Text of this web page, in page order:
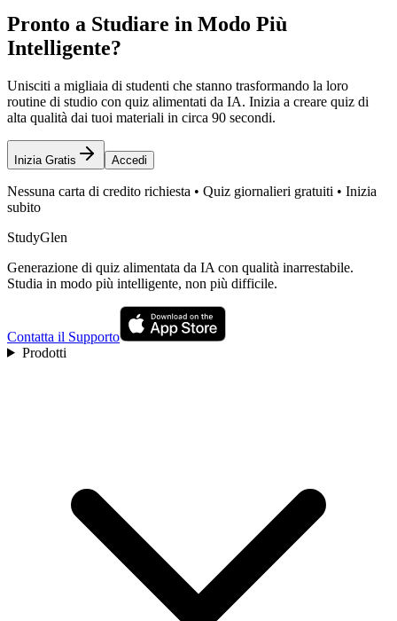
Pronto a Studiare in Modo Più
Intelligente?
Unisciti a migliaia di studenti che stanno trasformando la loro
routine di studio con quiz alimentati da IA. Inizia a creare quiz di
alta qualità dai tuoi materiali in circa 90 secondi.
Inizia Gratis Accedi
Nessuna carta di credito richiesta • Quiz giornalieri gratuiti • Inizia
subito
StudyGlen
Generazione di quiz alimentata da IA con qualità inarrestabile.
Studia in modo più intelligente, non più difficile.
Contatta il Supporto
Prodotti